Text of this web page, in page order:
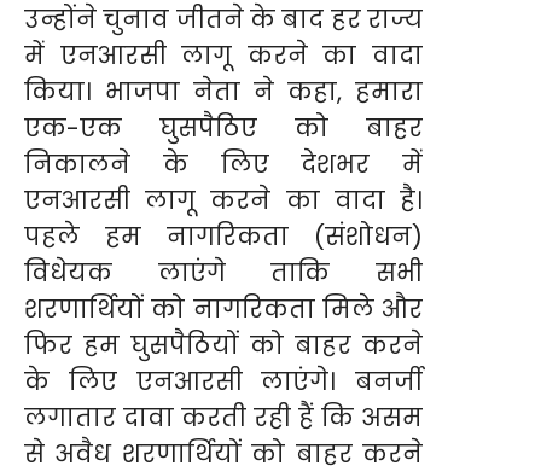
उन्होंने चुनाव जीतने के बाद हर राज्य
में एनआरसी लागू करने का वादा
किया। भाजपा नेता ने कहा, हमारा
एक-एक घुसपैठिए को बाहर
निकालने के लिए देशभर में
एनआरसी लागू करने का वादा है।
पहले हम नागरिकता (संशोधन)
विधेयक लाएंगे ताकि सभी
शरणार्थियों को नागरिकता मिले और
फिर हम घुसपैठियों को बाहर करने
के लिए एनआरसी लाएंगे। बनर्जी
लगातार दावा करती रही हैं कि असम
से अवैध शरणार्थियों को बाहर करने